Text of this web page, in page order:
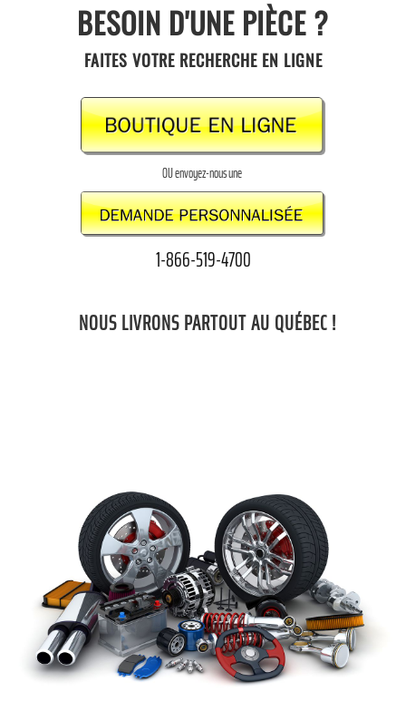
BESOIN D'UNE PIÈCE ?
FAITES VOTRE RECHERCHE EN LIGNE
OU envoyez-nous une
1-866-519-4700
NOUS LIVRONS PARTOUT AU QUÉBEC !